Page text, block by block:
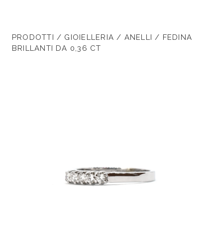
PRODOTTI / GIOIELLERIA / ANELLI / FEDINA
BRILLANTI DA 0,36 CT